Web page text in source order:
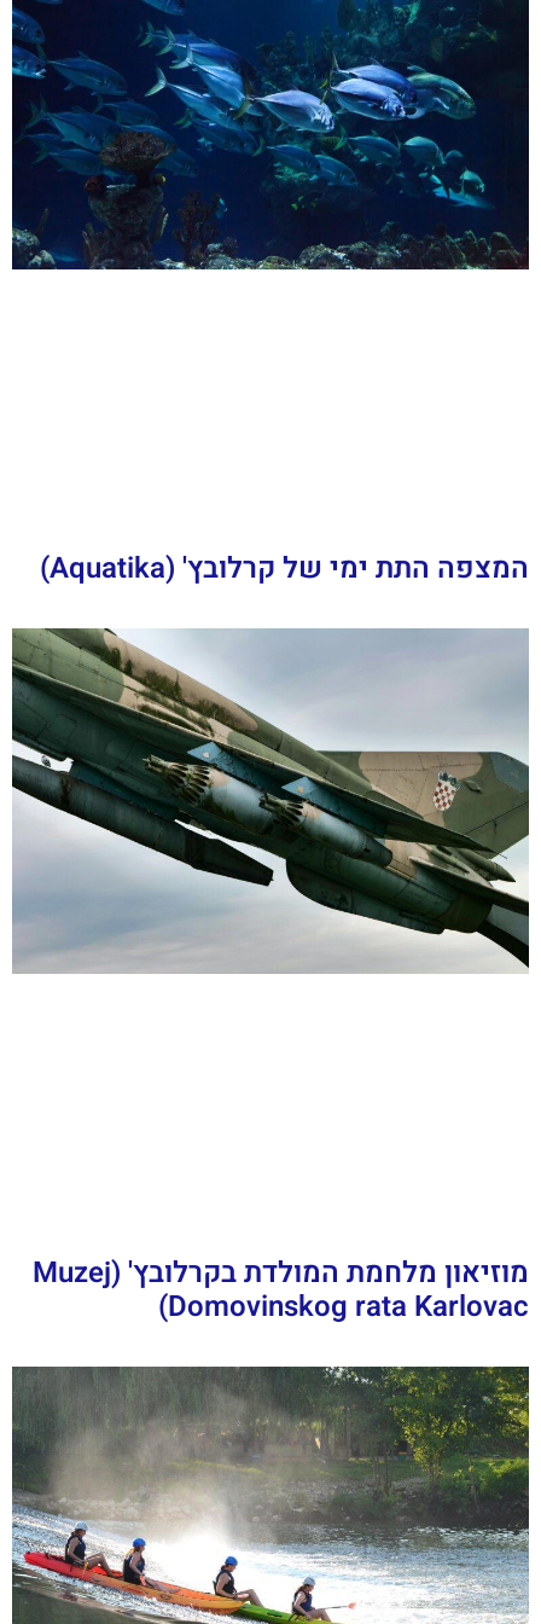
המצפה התת ימי של קרלובץ' (Aquatika)
מוזיאון מלחמת המולדת בקרלובץ' (Muzej
Domovinskog rata Karlovac)